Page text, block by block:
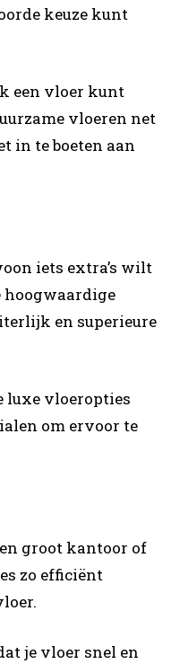
keuze kunt
een vloer kunt
vloeren net
in te boeten aan
iets extra’s wilt
hoogwaardige
en superieure
luxe vloeropties
om ervoor te
groot kantoor of
zo efficiënt
je vloer snel en